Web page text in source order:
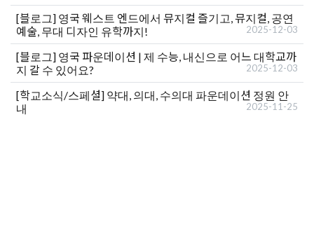
[블로그] 영국 웨스트 엔드에서 뮤지컬 즐기고, 뮤지컬, 공연
예술, 무대 디자인 유학까지!
2025-12-03
[블로그] 영국 파운데이션 | 제 수능, 내신으로 어느 대학교까
지 갈 수 있어요?
2025-12-03
[학교소식/스페셜] 약대, 의대, 수의대 파운데이션 정원 안
내
2025-11-25